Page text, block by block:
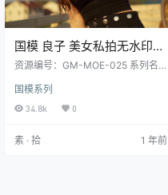
国模 良子 美女私拍无水印写
真合集624P 2GB
资源编号：GM-MOE-025 系列名
小：2GB 预览图经过裁剪压缩，包
内为原图无水印 解压说明：下载完
明 资源请获取后不要在线解压,请保
国模系列
34.8k 0
素 · 拾 1 年前